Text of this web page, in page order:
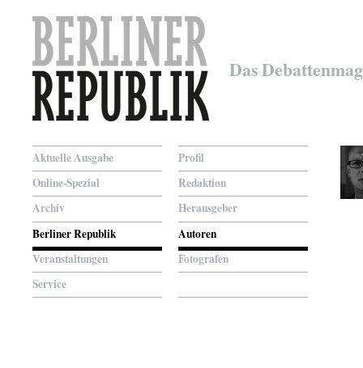
Das
Aktuelle Ausgabe
Online-Spezial
Archiv
Berliner Republik
Veranstaltungen
Service
Profil
Redaktion
Herausgeber
Autoren
Fotografen